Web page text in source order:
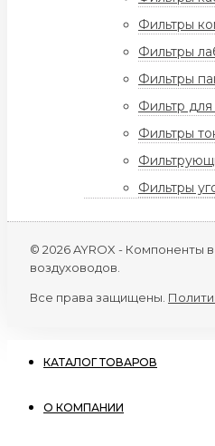
Фильтры
Фильтры
Фильтры
Фильтр
Фильтры
Фильтры
© 2026 AYROX - Компоненты
воздуховодов.
Все права защищены.
КАТАЛОГ ТОВАРОВ
О КОМПАНИИ